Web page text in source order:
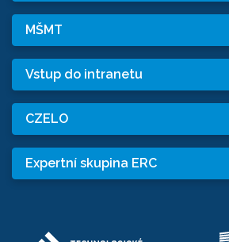
MŠMT
Vstup do intranetu
CZELO
Expertní skupina ERC